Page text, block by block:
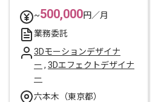
~500,000円／月
業務委託
3Dモーションデザイナ
ー , 3Dエフェクトデザイナ
ー
六本木（東京都）